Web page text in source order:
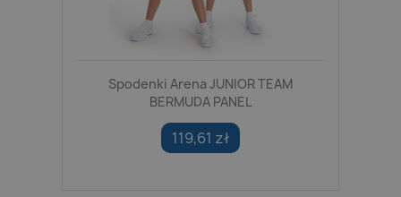
Spodenki Arena JUNIOR TEAM
BERMUDA PANEL
119,61 zł